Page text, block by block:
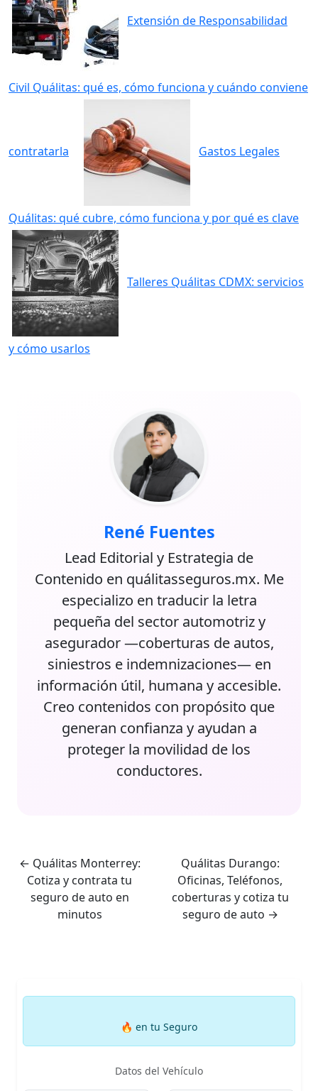
Extensión de Responsabilidad
Civil Quálitas: qué es, cómo funciona y cuándo conviene
contratarla Gastos Legales
Quálitas: qué cubre, cómo funciona y por qué es clave
Talleres Quálitas CDMX: servicios
y cómo usarlos
René Fuentes
Lead Editorial y Estrategia de
Contenido en quálitasseguros.mx. Me
especializo en traducir la letra
pequeña del sector automotriz y
asegurador —coberturas de autos,
siniestros e indemnizaciones— en
información útil, humana y accesible.
Creo contenidos con propósito que
generan confianza y ayudan a
proteger la movilidad de los
conductores.
← Quálitas Monterrey:
Cotiza y contrata tu
seguro de auto en
minutos
Quálitas Durango:
Oficinas, Teléfonos,
coberturas y cotiza tu
seguro de auto →
🔥 en tu Seguro
Datos del Vehículo